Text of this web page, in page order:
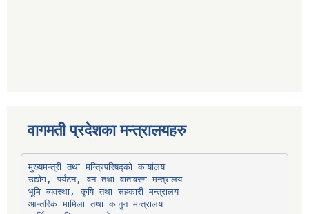
वागमती प्रदेशका मन्त्रालयहरु
मुख्यमन्त्री तथा मन्त्रिपरिषद्को कार्यालय
उद्योग, पर्यटन, वन तथा वातावरण मन्त्रालय
भूमि व्यवस्था, कृषि तथा सहकारी मन्त्रालय
आन्तरिक मामिला तथा कानुन मन्त्रालय